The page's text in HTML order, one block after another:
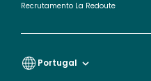
Recrutamento La Redoute
Portugal